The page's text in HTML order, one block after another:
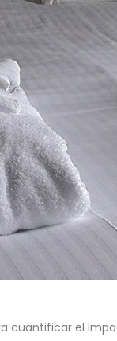
cuantificar el